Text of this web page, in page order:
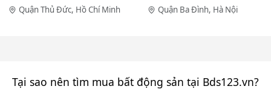
Quận Thủ Đức, Hồ Chí Minh
Quận Ba Đình, Hà Nội
Tại sao nên tìm mua bất động sản tại Bds123.vn?